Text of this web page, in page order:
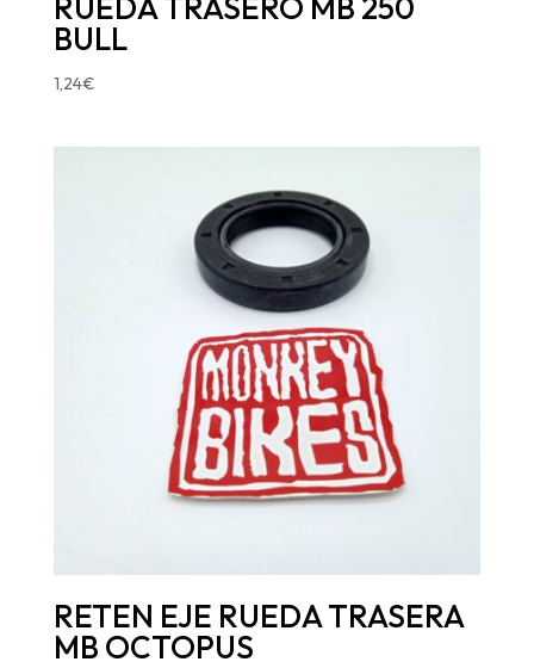
BULL
1,24€
RETEN EJE RUEDA TRASERA
MB OCTOPUS